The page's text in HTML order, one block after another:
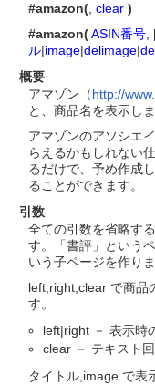
#amazon( clear )
#amazon(ASIN番号 ,
ル|image|delimage|
概要
アマゾン（http://
と、商品名を表示しま
アマゾンのアソシエ
らえるかもしれない
るだけで、予め作成
ることができます。
引数
全ての引数を省略す
す。「書評」という
いう子ページを作りま
left,right,clear で商品
す。
left|right － 表示時
clear － テキスト
タイトル,image で表